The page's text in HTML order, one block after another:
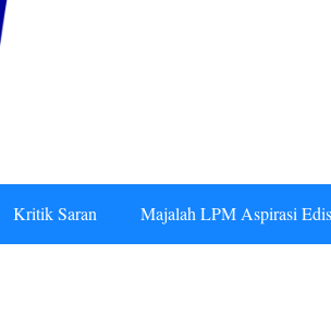
Kritik Saran Majalah LPM Aspirasi